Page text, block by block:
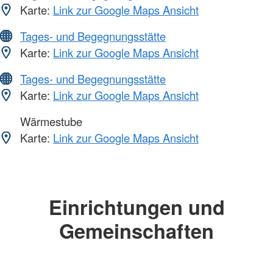
Karte: Link zur Google Maps Ansicht
Tages- und Begegnungsstätte
Karte: Link zur Google Maps Ansicht
Tages- und Begegnungsstätte
Karte: Link zur Google Maps Ansicht
Wärmestube
Karte: Link zur Google Maps Ansicht
Einrichtungen und
Gemeinschaften